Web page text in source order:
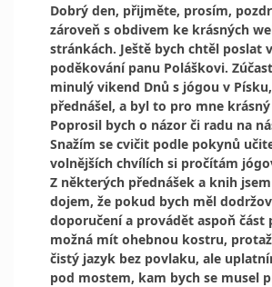
Dobrý den, přijměte, prosím,
zároveň s obdivem ke krásných
stránkách. Ještě bych chtěl poslat
poděkování panu Poláškovi.
minulý vikend Dnů s jógou v
přednášel, a byl to pro mne
Poprosil bych o názor či radu na
Snažím se cvičit podle pokynů
volnějších chvílích si pročítám
Z některých přednášek a knih
dojem, že pokud bych měl
doporučení a provádět aspoň
možná mít ohebnou kostru,
čistý jazyk bez povlaku, ale
pod mostem, kam bych se musel